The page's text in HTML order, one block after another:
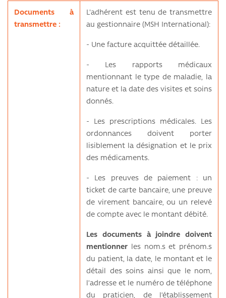
Documents à
transmettre :
L'adhérent est tenu de transmettre
au gestionnaire (MSH International):
- Une facture acquittée détaillée.
- Les rapports médicaux
mentionnant le type de maladie, la
nature et la date des visites et soins
donnés.
- Les prescriptions médicales. Les
ordonnances doivent porter
lisiblement la désignation et le prix
des médicaments.
- Les preuves de paiement : un
ticket de carte bancaire, une preuve
de virement bancaire, ou un relevé
de compte avec le montant débité.
Les documents à joindre doivent
mentionner les nom.s et prénom.s
du patient, la date, le montant et le
détail des soins ainsi que le nom,
l’adresse et le numéro de téléphone
du praticien, de l’établissement